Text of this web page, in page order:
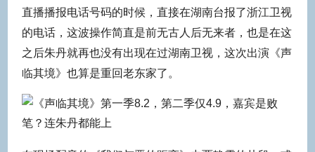
直播播报电话号码的时候，直接在湖南台报了浙江卫视
的电话，这波操作简直是前无古人后无来者，也是在这
之后朱丹就再也没有出现在过湖南卫视，这次出演《声
临其境》也算是重回老东家了。